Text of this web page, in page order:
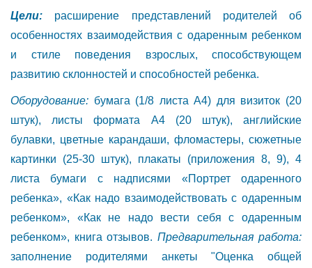
Цели: расширение представлений родителей об
особенностях взаимодействия с одаренным ребенком
и стиле поведения взрослых, способствующем
развитию склонностей и способностей ребенка.
Оборудование: бумага (1/8 листа А4) для визиток (20
штук), листы формата А4 (20 штук), английские
булавки, цветные карандаши, фломастеры, сюжетные
картинки (25-30 штук), плакаты (приложения 8, 9), 4
листа бумаги с надписями «Портрет одаренного
ребенка», «Как надо взаимодействовать с одаренным
ребенком», «Как не надо вести себя с одаренным
ребенком», книга отзывов. Предварительная работа:
заполнение родителями анкеты "Оценка общей